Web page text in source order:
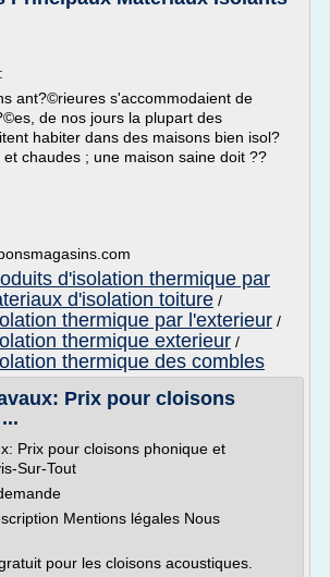
ant?©rieures s'accommodaient de
de nos jours la plupart des
habiter dans des maisons bien isol?
chaudes ; une maison saine doit ??
d'isolation thermique par
d'isolation toiture /
thermique par l'exterieur /
thermique exterieur /
thermique des combles
Prix pour cloisons
Prix pour cloisons phonique et
Sur-Tout
Mentions légales Nous
pour les cloisons acoustiques.